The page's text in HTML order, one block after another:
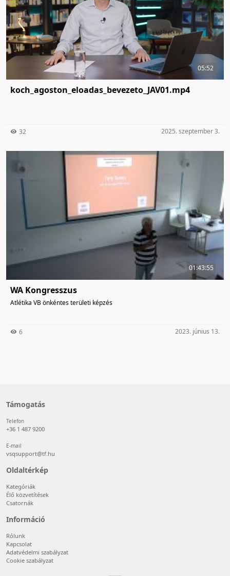
05:52
koch_agoston_eloadas_beve­zeto_JAV01.mp4
32 2025. szeptember 3.
01:43:55
WA Kongresszus
Atlétika VB önkéntes területi képzés
6 2023. június 13.
Támogatás
Telefon
+36 1 487 9200
E-mail
vsqsupport@tf.hu
Oldaltérkép
Kategóriák
Élő közvetítések
Csatornák
Információ
Rólunk
Kapcsolat
Adatvédelmi szabályzat
Cookie szabályzat